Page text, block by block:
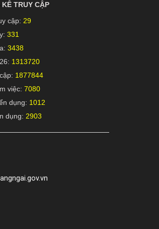
KÊ TRUY CẬP
cập: 29
331
3438
1313720
1877844
việc: 7080
dụng: 1012
dụng: 2903